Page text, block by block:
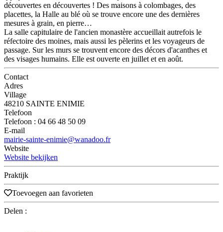
découvertes en découvertes ! Des maisons à colombages, des
placettes, la Halle au blé où se trouve encore une des dernières
mesures à grain, en pierre…
La salle capitulaire de l'ancien monastère accueillait autrefois le
réfectoire des moines, mais aussi les pèlerins et les voyageurs de
passage. Sur les murs se trouvent encore des décors d'acanthes et
des visages humains. Elle est ouverte en juillet et en août.
Contact
Adres
Village
48210 SAINTE ENIMIE
Telefoon
Telefoon : 04 66 48 50 09
E-mail
mairie-sainte-enimie@wanadoo.fr
Website
Website bekijken
Praktijk
Toevoegen aan favorieten
Delen :